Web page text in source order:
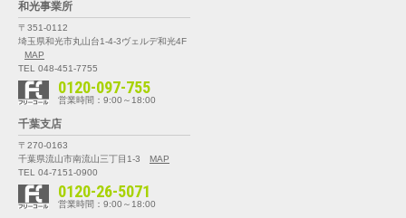
和光事業所
〒351-0112
埼玉県和光市丸山台1-4-3ヴェルデ和光4F
MAP
TEL 048-451-7755
0120-097-755
営業時間：9:00～18:00
千葉支店
〒270-0163
千葉県流山市南流山三丁目1-3
MAP
TEL 04-7151-0900
0120-26-5071
営業時間：9:00～18:00